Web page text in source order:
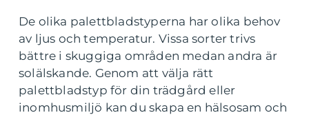
De olika palettbladstyperna har olika behov
av ljus och temperatur. Vissa sorter trivs
bättre i skuggiga områden medan andra är
solälskande. Genom att välja rätt
palettbladstyp för din trädgård eller
inomhusmiljö kan du skapa en hälsosam och